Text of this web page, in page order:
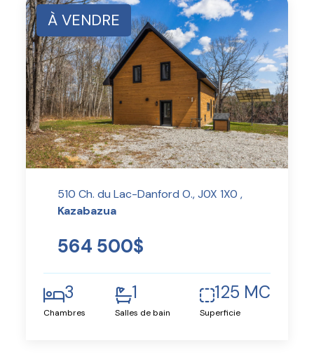
À VENDRE
510 Ch. du Lac-Danford O., J0X 1X0 ,
Kazabazua
564 500$
3
Chambres
1
Salles de bain
125 MC
Superficie